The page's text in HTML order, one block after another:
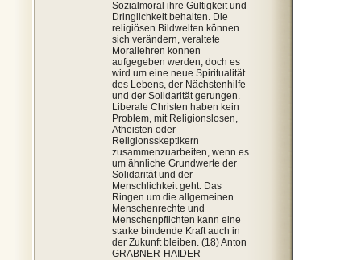
Sozialmoral ihre Gültigkeit und
Dringlichkeit behalten. Die
religiösen Bildwelten können
sich verändern, veraltete
Morallehren können
aufgegeben werden, doch es
wird um eine neue Spiritualität
des Lebens, der Nächstenhilfe
und der Solidarität gerungen.
Liberale Christen haben kein
Problem, mit Religionslosen,
Atheisten oder
Religionsskeptikern
zusammenzuarbeiten, wenn es
um ähnliche Grundwerte der
Solidarität und der
Menschlichkeit geht. Das
Ringen um die allgemeinen
Menschenrechte und
Menschenpflichten kann eine
starke bindende Kraft auch in
der Zukunft bleiben. (18) Anton
GRABNER-HAIDER